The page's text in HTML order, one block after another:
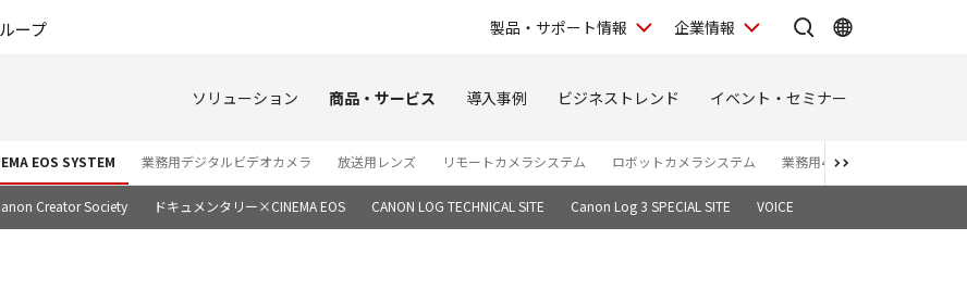
ープ 製品・サポート情報 企業情報
ソリューション 商品・サービス 導入事例 ビジネストレンド イベント・セミナー
EOS SYSTEM 業務用デジタルビデオカメラ 放送用レンズ リモートカメラシステム ロボットカメラシステム 業務用4Kディスプレイ
Creator Society ドキュメンタリー×CINEMA EOS CANON LOG TECHNICAL SITE Canon Log 3 SPECIAL SITE VOICE